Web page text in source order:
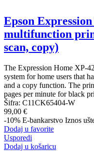
Epson
multifunction
scan, copy)
The Expression Home XP-
system for home users that
and a copy function. The
pages per minute for black
Šifra: C11CK65404-W
99,00 €
-10% E-bankarstvo Iznos
Dodaj u favorite
Usporedi
Dodaj u košaricu